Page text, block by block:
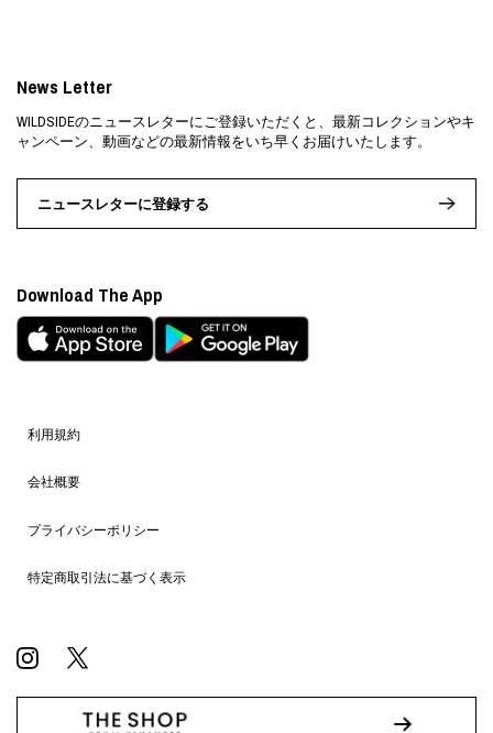
利用規約
会社概要
プライバシーポリシー
特定商取引法に基づく表示
News Letter
WILDSIDEのニュースレターにご登録いただくと、最新コレクションやキ
ャンペーン、動画などの最新情報をいち早くお届けいたします。
ニュースレターに登録する
Download The App